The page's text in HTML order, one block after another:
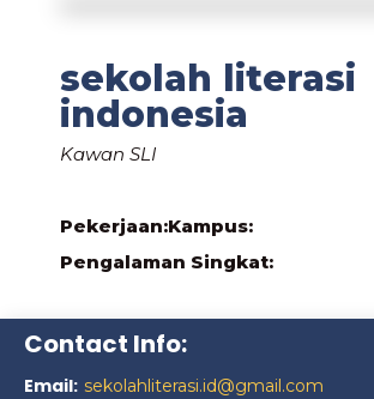
sekolah literasi
indonesia
Kawan SLI
Pekerjaan:Kampus:
Pengalaman Singkat:
Contact Info:
Email: sekolahliterasi.id@gmail.com